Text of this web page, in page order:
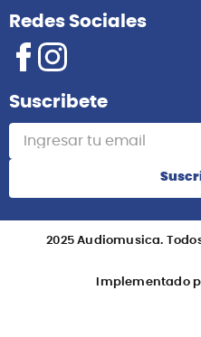
Redes Sociales
Suscribete
2025 Audiomusica.
Implementado